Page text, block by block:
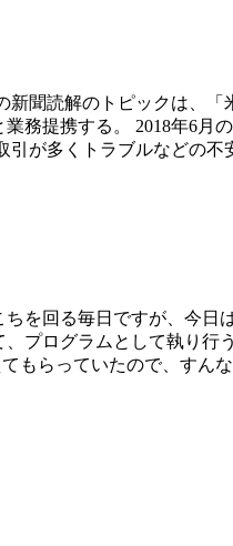
聞読解のトピックは、
務提携する。 2018年6
が多くトラブルなどの
を回る毎日ですが、今
プログラムとして執り
もらっていたので、す